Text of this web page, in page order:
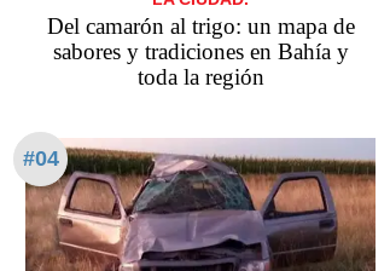
Del camarón al trigo: un mapa de
sabores y tradiciones en Bahía y
toda la región
#04